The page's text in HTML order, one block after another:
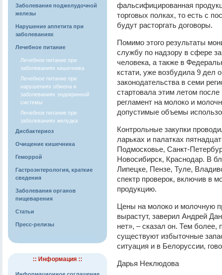
Заболевания поджелудочной
железы
Нарушение аппетита при
заболеваниях
Лечебное питание
Лечебное питание при
заболеваниях кишечника
Лечебное питание при
нарушениях обмена и
заболеваниях эндокринной
системы
Лечебное питание при
заболеваниях желудка
Дисбактериоз
Очищение кишечника
Геморрой
Гастроэнтерология, краткие
сведения
Заболевания органов
пищеварения
Статьи
Пресс-релизы
:: Информация ::
фальсифицированная
торговых полках, то есть с
будут расторгать договоры.
Помимо этого результаты
службу по надзору в сфере
человека, а также в
кстати, уже возбудила 9 дел
законодательства в семи
стартовала этим летом после
регламент на молоко и
допустимые объемы
Контрольные закупки
ларьках и палатках
Подмосковье, Санкт-
Новосибирск, Краснодар. В
Липецке, Пензе, Туле,
спектр проверок, включив в
продукцию.
Цены на молоко и молочную
вырастут, заверил Андрей
нет», – сказал он. Тем более,
существуют избыточные
ситуация и в Белоруссии,
Дарья Неклюдова